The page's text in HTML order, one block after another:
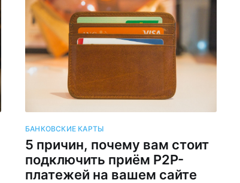
БАНКОВСКИЕ КАРТЫ
5 причин, почему вам стоит
подключить приём P2P-
платежей на вашем сайте